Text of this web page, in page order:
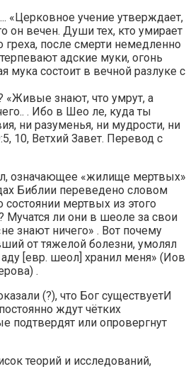
«Церковное учение утверждает,
он вечен. Души тех, кто умирает
греха, после смерти немедленно
адские муки, огонь
мука состоит в вечной разлуке с
«Живые знают, что умрут, а
. Ибо в Шео ле, куда ты
ни разуменья, ни мудрости, ни
10, Ветхий Завет. Перевод с
означающее «жилище мертвых»
Библии переведено словом
мертвых из этого
Мучатся ли они в шеоле за свои
знают ничего» . Вот почему
от тяжелой болезни, умолял
[евр. шеол] хранил меня» (Иов
.
(?), что Бог существуетИ
ждут чётких
подтвердят или опровергнут
теорий и исследований,